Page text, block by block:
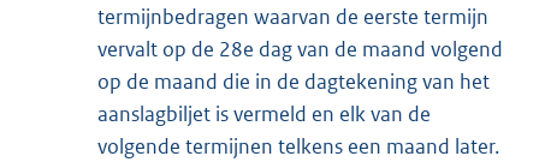
termijnbedragen waarvan de eerste termijn
vervalt op de 28e dag van de maand volgend
op de maand die in de dagtekening van het
aanslagbiljet is vermeld en elk van de
volgende termijnen telkens een maand later.